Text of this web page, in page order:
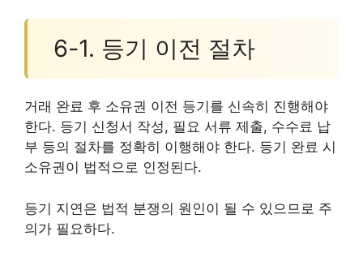
6-1. 등기 이전 절차
거래 완료 후 소유권 이전 등기를 신속히 진행해야
한다. 등기 신청서 작성, 필요 서류 제출, 수수료 납
부 등의 절차를 정확히 이행해야 한다. 등기 완료 시
소유권이 법적으로 인정된다.
등기 지연은 법적 분쟁의 원인이 될 수 있으므로 주
의가 필요하다.